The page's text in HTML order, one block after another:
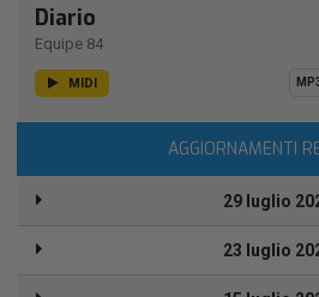
Diario
Equipe 84
MIDI
AGGIORNAMENTI
29 luglio
23 luglio